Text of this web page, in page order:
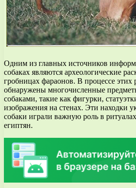
Одним из главных источников
собаках являются археологические
гробницах фараонов. В процессе этих
обнаружены многочисленные
собаками, такие как фигурки,
изображения на стенах. Эти находки
собаки играли важную роль в
египтян.